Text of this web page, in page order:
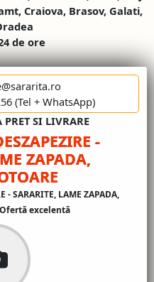
Craiova, Brasov, Galati,
de ore
(Tel + WhatsApp)
PRET SI LIVRARE
-
ZAPADA,
- SARARITE, LAME ZAPADA,
Ofertă excelentă